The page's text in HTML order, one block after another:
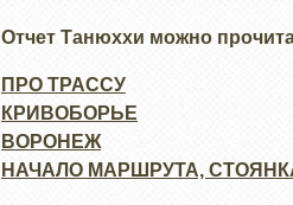
Отчет Танюххи можно
ПРО ТРАССУ
КРИВОБОРЬЕ
ВОРОНЕЖ
НАЧАЛО МАРШРУТА,